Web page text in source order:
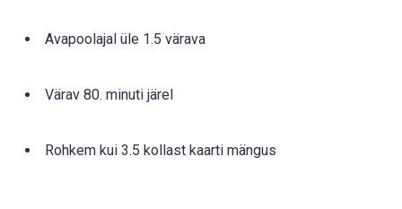
Avapoolajal üle 1.5 värava
Värav 80. minuti järel
Rohkem kui 3.5 kollast kaarti mängus